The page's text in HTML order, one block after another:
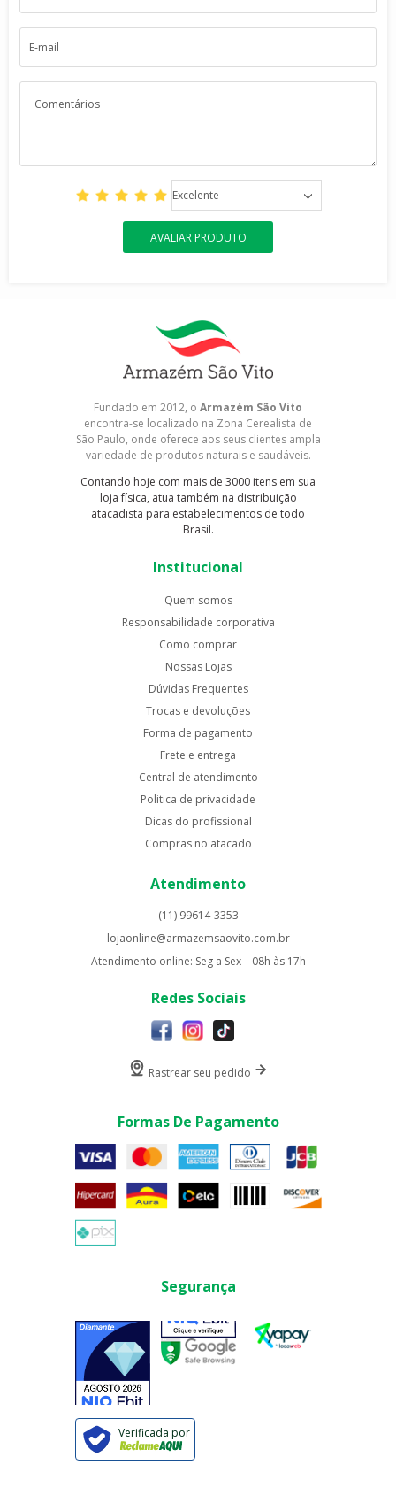
Excelente
AVALIAR PRODUTO
Fundado em 2012, o Armazém São Vito
encontra-se localizado na Zona Cerealista de
São Paulo, onde oferece aos seus clientes ampla
variedade de produtos naturais e saudáveis.
Contando hoje com mais de 3000 itens em sua
loja física, atua também na distribuição
atacadista para estabelecimentos de todo
Brasil.
Institucional
Quem somos
Responsabilidade corporativa
Como comprar
Nossas Lojas
Dúvidas Frequentes
Trocas e devoluções
Forma de pagamento
Frete e entrega
Central de atendimento
Politica de privacidade
Dicas do profissional
Compras no atacado
Atendimento
(11) 99614-3353
lojaonline@armazemsaovito.com.br
Atendimento online: Seg a Sex – 08h às 17h
Redes Sociais
Rastrear seu pedido
Formas De Pagamento
Segurança
Verificada por